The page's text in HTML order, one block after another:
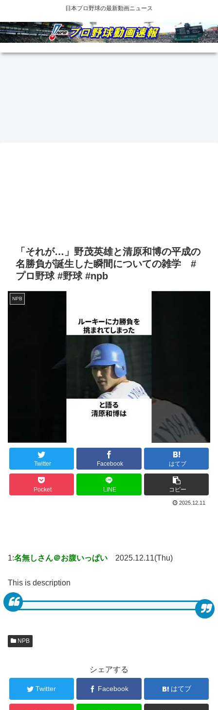
日本プロ野球の最新動画ニュース
「それが…」野茂英雄と清原和博の平成の
名勝負が誕生した瞬間についての雑学 #
プロ野球 #野球 #npb
NPB
Twitter Facebook はてブ
Pocket LINE コピー
2025.12.11
1:名無しさん＠お腹いっぱい 2025.12.11(Thu)
This is description
NPB
シェアする
Twitter Facebook はてブ